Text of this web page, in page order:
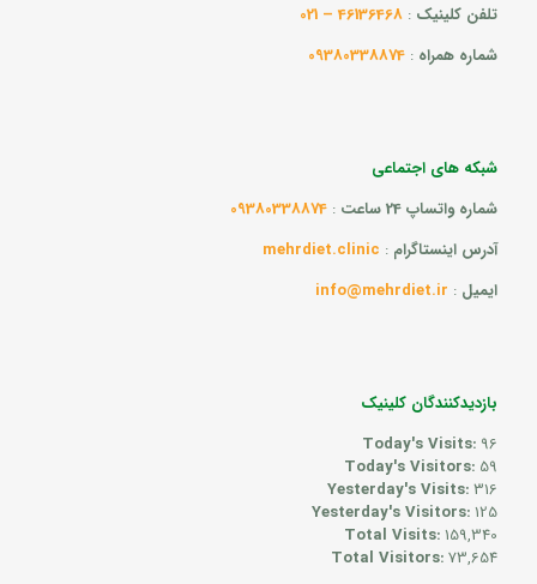
تلفن کلینیک :
46136468 – 021
شماره همراه :
09380338874
شبکه های اجتماعی
شماره واتساپ 24 ساعت
:
09380338874
آدرس اینستاگرام :
mehrdiet.clinic
ایمیل :
info@mehrdiet.ir
بازدیدکنندگان کلینیک
Today's Visits: 96
Today's Visitors: 59
Yesterday's Visits:316
Yesterday's Visitors:125
Total Visits:159,340
Total Visitors:73,654